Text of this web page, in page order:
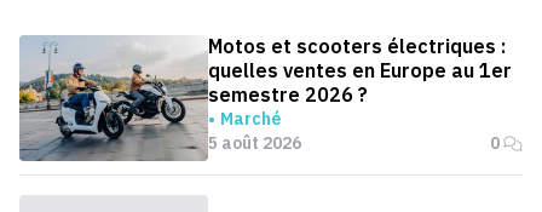
Motos et scooters électriques :
quelles ventes en Europe au 1er
semestre 2026 ?
Marché
5 août 2026
0